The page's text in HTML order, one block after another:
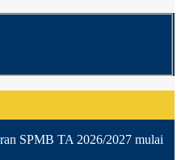
SPMB TA 2026/2027 mulai